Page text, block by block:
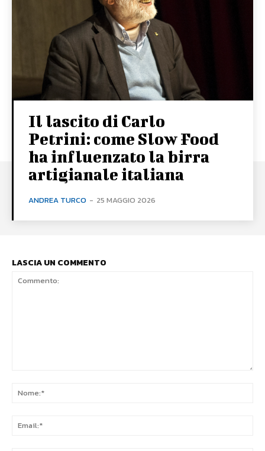
Il lascito di Carlo
Petrini: come Slow Food
ha influenzato la birra
artigianale italiana
ANDREA TURCO - 25 MAGGIO 2026
LASCIA UN COMMENTO